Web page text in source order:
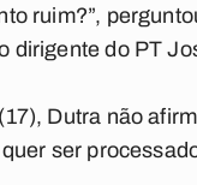
ruim?”,
dirigente do PT
Dutra não
ser